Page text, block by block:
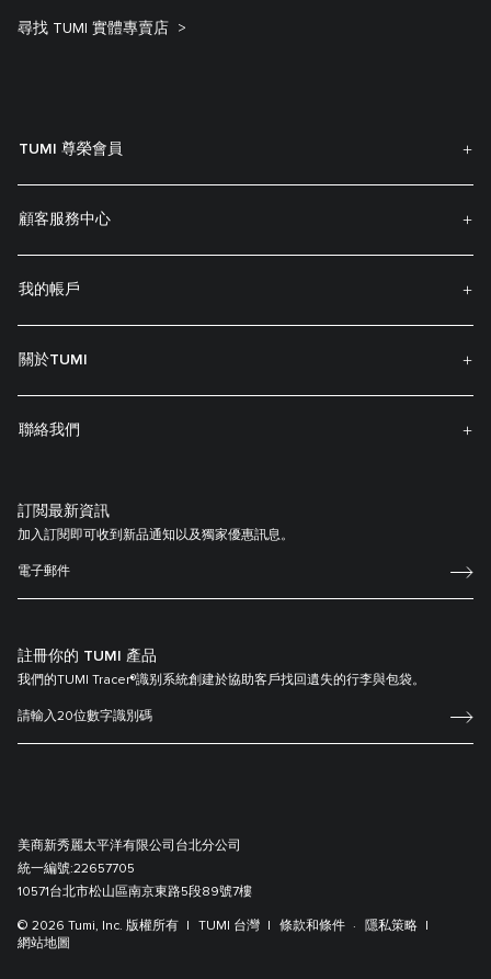
尋找 TUMI 實體專賣店
TUMI 尊榮會員
顧客服務中心
我的帳戶
關於TUMI
聯絡我們
訂閲最新資訊
加入訂閱即可收到新品通知以及獨家優惠訊息。
註冊你的 TUMI 產品
我們的TUMI Tracer®識别系統創建於協助客戶找回遺失的行李與包袋。
美商新秀麗太平洋有限公司台北分公司
統一編號:22657705
10571台北市松山區南京東路5段89號7樓
© 2026 Tumi, Inc. 版權所有 TUMI 台灣 條款和條件
隱私策略
網站地圖